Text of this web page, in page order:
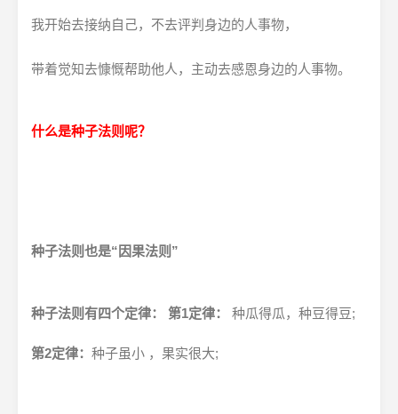
我开始去接纳自己，不去评判身边的人事物，
带着觉知去慷慨帮助他人，主动去感恩身边的人事物。
什么是种子法则呢？
种子法则也是“因果法则”
种子法则有四个定律： 第1定律： 种瓜得瓜，种豆得豆;
第2定律： 种子虽小 ，果实很大;